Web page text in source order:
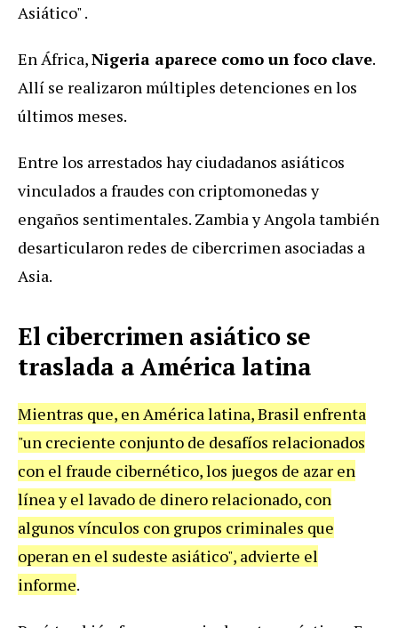
Asiático" .
En África,Nigeria aparece como un foco clave.
Allí se realizaron múltiples detenciones en los
últimos meses.
Entre los arrestados hay ciudadanos asiáticos
vinculados a fraudes con criptomonedas y
engaños sentimentales. Zambia y Angola también
desarticularon redes de cibercrimen asociadas a
Asia.
El cibercrimen asiático se
traslada a América latina
Mientras que, en América latina, Brasil enfrenta
"un creciente conjunto de desafíos relacionados
con el fraude cibernético, los juegos de azar en
línea y el lavado de dinero relacionado, con
algunos vínculos con grupos criminales que
operan en el sudeste asiático", advierte el
informe.